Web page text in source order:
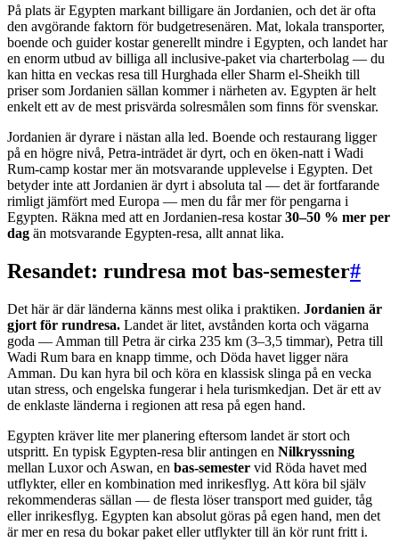
På plats är Egypten markant billigare än Jordanien, och det är ofta
den avgörande faktorn för budgetresenären. Mat, lokala transporter,
boende och guider kostar generellt mindre i Egypten, och landet har
en enorm utbud av billiga all inclusive-paket via charterbolag — du
kan hitta en veckas resa till Hurghada eller Sharm el-Sheikh till
priser som Jordanien sällan kommer i närheten av. Egypten är helt
enkelt ett av de mest prisvärda solresmålen som finns för svenskar.
Jordanien är dyrare i nästan alla led. Boende och restaurang ligger
på en högre nivå, Petra-inträdet är dyrt, och en öken-natt i Wadi
Rum-camp kostar mer än motsvarande upplevelse i Egypten. Det
betyder inte att Jordanien är dyrt i absoluta tal — det är fortfarande
rimligt jämfört med Europa — men du får mer för pengarna i
Egypten. Räkna med att en Jordanien-resa kostar30–50 % mer per
dag än motsvarande Egypten-resa, allt annat lika.
Resandet: rundresa mot bas-semester#
Det här är där länderna känns mest olika i praktiken. Jordanien är
gjort för rundresa. Landet är litet, avstånden korta och vägarna
goda — Amman till Petra är cirka 235 km (3–3,5 timmar), Petra till
Wadi Rum bara en knapp timme, och Döda havet ligger nära
Amman. Du kan hyra bil och köra en klassisk slinga på en vecka
utan stress, och engelska fungerar i hela turismkedjan. Det är ett av
de enklaste länderna i regionen att resa på egen hand.
Egypten kräver lite mer planering eftersom landet är stort och
utspritt. En typisk Egypten-resa blir antingen en Nilkryssning
mellan Luxor och Aswan, en bas-semester vid Röda havet med
utflykter, eller en kombination med inrikesflyg. Att köra bil själv
rekommenderas sällan — de flesta löser transport med guider, tåg
eller inrikesflyg. Egypten kan absolut göras på egen hand, men det
är mer en resa du bokar paket eller utflykter till än kör runt fritt i.